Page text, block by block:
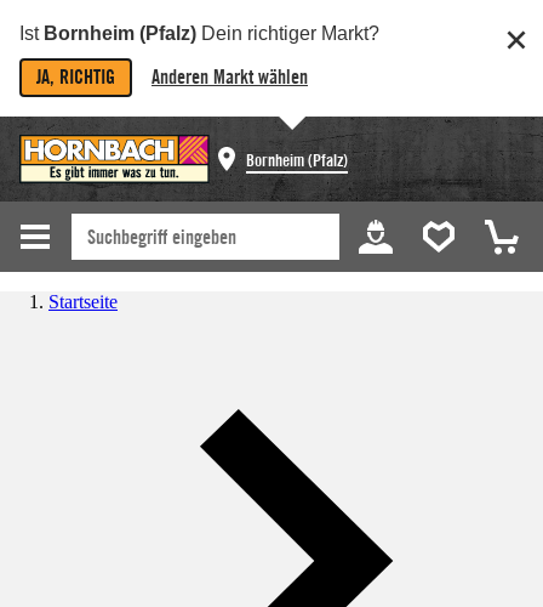
Ist Bornheim (Pfalz) Dein richtiger Markt?
JA, RICHTIG Anderen Markt wählen
Bornheim (Pfalz)
Startseite